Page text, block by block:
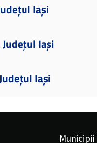
Iași
Iași
Iași
Municipii